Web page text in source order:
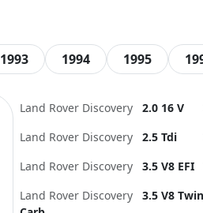
1993 1994 1995
Land Rover Discovery 2.0 16 V
Land Rover Discovery 2.5 Tdi
Land Rover Discovery 3.5 V8 EFI
Land Rover Discovery
3.5 V8 Twin